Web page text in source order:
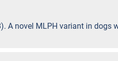
A novel MLPH variant in dogs